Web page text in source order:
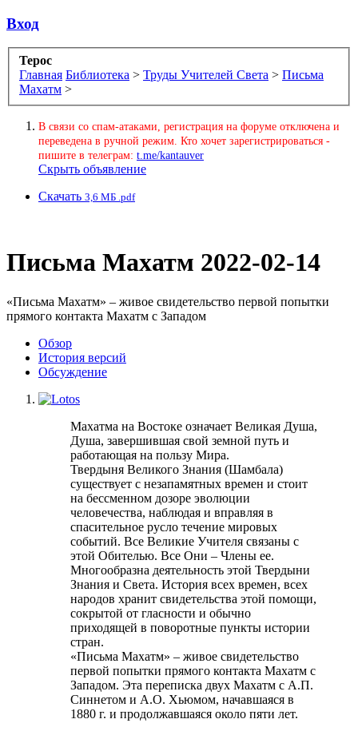
Вход
Терос
Главная Библиотека > Труды Учителей Света > Письма
Махатм >
В связи со спам-атаками, регистрация на форуме отключена и
переведена в ручной режим. Кто хочет зарегистрироваться -
пишите в телеграм: t.me/kantauver
Скрыть объявление
Скачать 3,6 МБ .pdf
Письма Махатм 2022-02-14
«Письма Махатм» – живое свидетельство первой попытки
прямого контакта Махатм с Западом
Обзoр
История версий
Обсуждение
Махатма на Востоке означает Великая Душа,
Душа, завершившая свой земной путь и
работающая на пользу Мира.
Твердыня Великого Знания (Шамбала)
существует с незапамятных времен и стоит
на бессменном дозоре эволюции
человечества, наблюдая и вправляя в
спасительное русло течение мировых
событий. Все Великие Учителя связаны с
этой Обителью. Все Они – Члены ее.
Многообразна деятельность этой Твердыни
Знания и Света. История всех времен, всех
народов хранит свидетельства этой помощи,
сокрытой от гласности и обычно
приходящей в поворотные пункты истории
стран.
«Письма Махатм» – живое свидетельство
первой попытки прямого контакта Махатм с
Западом. Эта переписка двух Махатм с А.П.
Синнетом и А.О. Хьюмом, начавшаяся в
1880 г. и продолжавшаяся около пяти лет.